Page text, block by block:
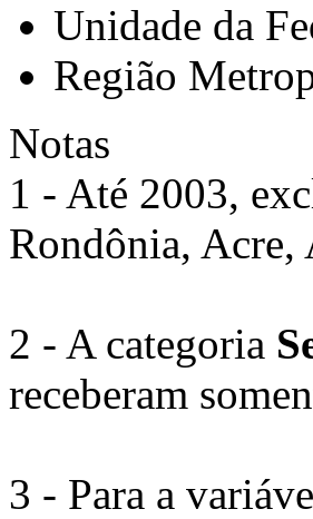
Unidade da
Região
Notas
1 - Até 2003,
Rondônia, Acre,
2 - A categoria
receberam
3 - Para a